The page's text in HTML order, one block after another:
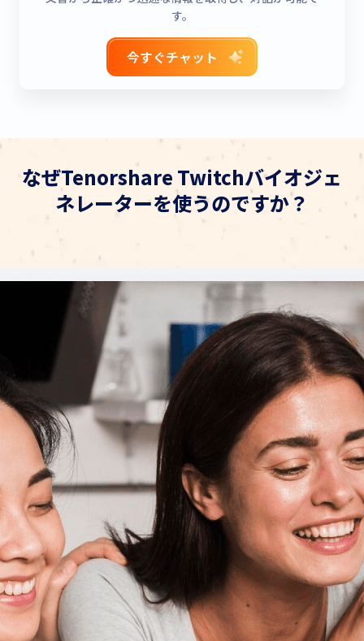
す。
今すぐチャット
なぜTenorshare Twitchバイオジェ
ネレーターを使うのですか？